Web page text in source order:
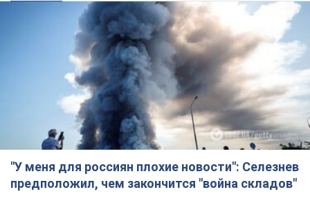
"У меня для россиян плохие новости": Селезнев
предположил, чем закончится "война складов"